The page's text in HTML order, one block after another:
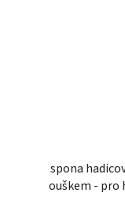
spona
ouškem - pro hadici